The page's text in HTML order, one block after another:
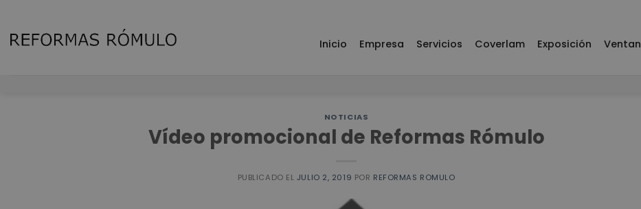
content
Inicio Empresa Servicios Coverlam Exposición
NOTICIAS
Vídeo promocional de Reformas Rómulo
PUBLICADO EL JULIO 2, 2019 POR REFORMAS ROMULO